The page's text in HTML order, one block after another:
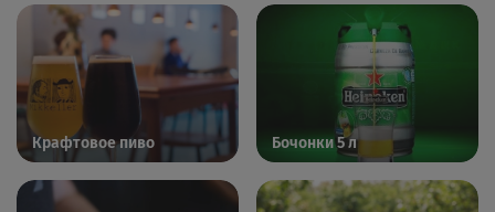
Крафтовое пиво Бочонки 5 л